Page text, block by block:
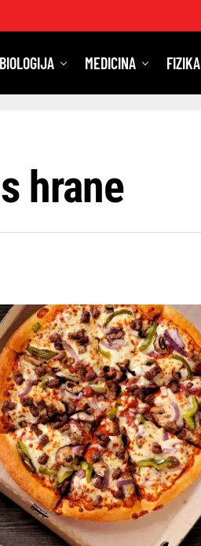
BIOLOGIJA MEDICINA
hrane